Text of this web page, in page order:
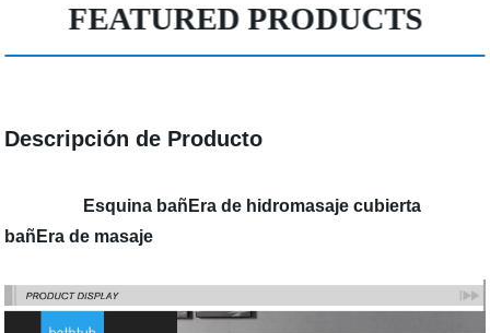
FEATURED PRODUCTS
Descripción de Producto
Esquina bañEra de hidromasaje cubierta
bañEra de masaje